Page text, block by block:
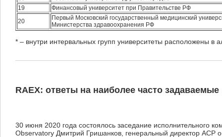
19
Финансовый университет при Правительстве РФ
20
Первый Московский государственный медицинский
Министерства здравоохранения РФ
* – внутри интервальных групп университеты расположены в
RAEX: ответы на наиболее часто
30 июня 2020 года состоялось заседание исполнительного
Observatory Дмитрий Гришанков, генеральный директор АСР